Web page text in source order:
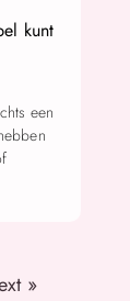
kunt
een
»